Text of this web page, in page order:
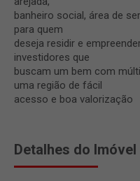
banheiro social, área de
para quem
deseja residir e
investidores que
buscam um bem com
uma região de fácil
acesso e boa valorização
Detalhes do Imóvel